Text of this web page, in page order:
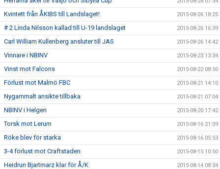
Kvintett från ÅKIBS till Landslaget! 2015-08-26 18:25
# 2 Linda Nilsson kallad till U-19 landslaget 2015-08-26 16:39
Carl William Kullenberg ansluter till JAS 2015-08-26 14:42
Vinnare i NBINV 2015-08-23 13:34
Vinst mot Falcons 2015-08-22 08:50
Förlust mot Malmö FBC 2015-08-21 14:10
Nygammalt ansikte tillbaka 2015-08-21 07:04
NBINV i Helgen 2015-08-20 17:42
Torsk mot Lerum 2015-08-16 21:09
Röke blev för starka 2015-08-16 05:53
3-4 förlust mot Craftstaden 2015-08-15 10:50
Heidrun Bjartmarz klar för Å/K 2015-08-14 08:34